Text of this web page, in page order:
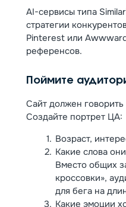
AI-сервисы типа
стратегии
Pinterest или
референсов.
Поймите
Сайт должен
Создайте портрет ЦА:
Возраст,
Какие слова
Вместо общих
кроссовки»,
для бега на
Какие эмоции